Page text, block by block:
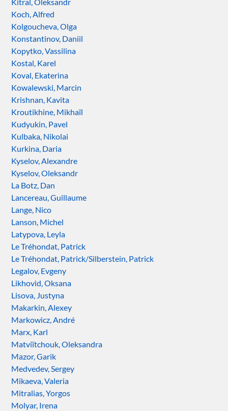
Koch, Alfred
Kolgoucheva, Olga
Konstantinov, Daniil
Kopytko, Vassilina
Kostal, Karel
Koval, Ekaterina
Kowalewski, Marcin
Krishnan, Kavita
Kroutikhine, Mikhaïl
Kudyukin, Pavel
Kulbaka, Nikolai
Kurkina, Daria
Kyselov, Alexandre
Kyselov, Oleksandr
La Botz, Dan
Lancereau, Guillaume
Lange, Nico
Lanson, Michel
Latypova, Leyla
Le Tréhondat, Patrick
Le Tréhondat, Patrick/Silberstein, Patrick
Legalov, Evgeny
Likhovid, Oksana
Lisova, Justyna
Makarkin, Alexey
Markowicz, André
Marx, Karl
Matviïtchouk, Oleksandra
Mazor, Garik
Medvedev, Sergey
Mikaeva, Valeria
Mitralias, Yorgos
Molyar, Irena